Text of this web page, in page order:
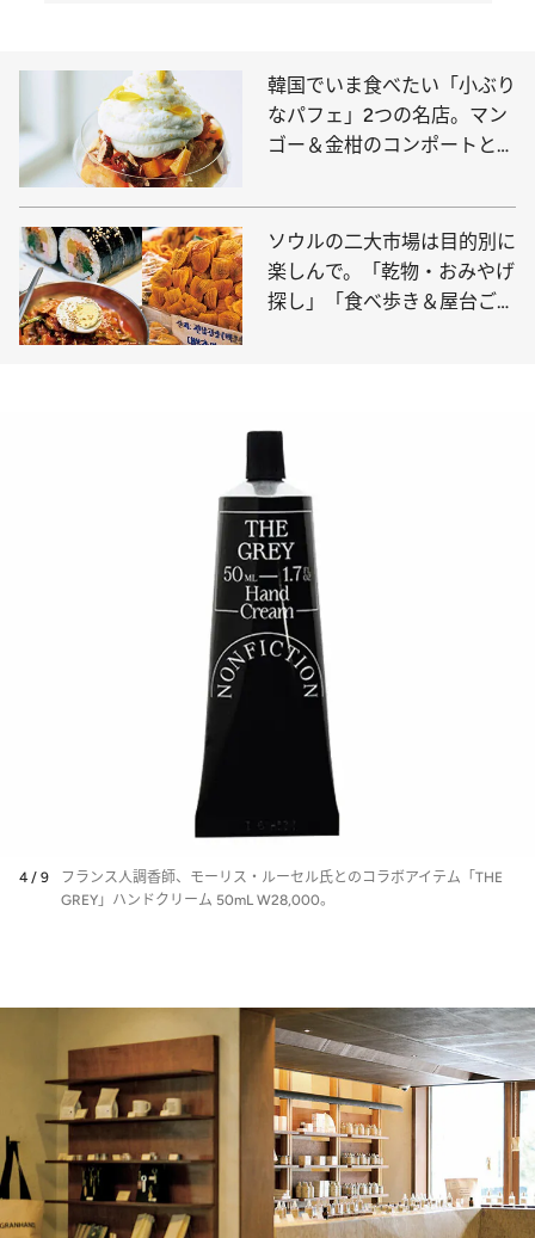
韓国でいま食べたい「小ぶり
なパフェ」2つの名店。マン
ゴー＆金柑のコンポートとピ
ちらが好き？
ソウルの二大市場は目的別に
楽しんで。「乾物・おみやげ
探し」「食べ歩き＆屋台ごは
4 / 9
フランス人調香師、モーリス・ルーセル氏とのコラボアイテム「THE
GREY」ハンドクリーム 50mL W28,000。